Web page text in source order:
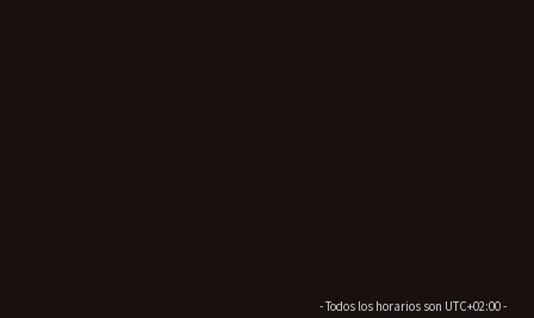
- Todos los horarios son UTC+02:00-